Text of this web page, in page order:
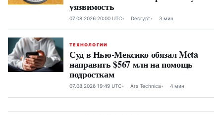
уязвимость
07.08.2026 20:00 UTC Decrypt 3 мин
ТЕХНОЛОГИИ
Суд в Нью-Мексико обязал Meta
направить $567 млн на помощь
подросткам
07.08.2026 19:49 UTC Ars Technica 4 мин